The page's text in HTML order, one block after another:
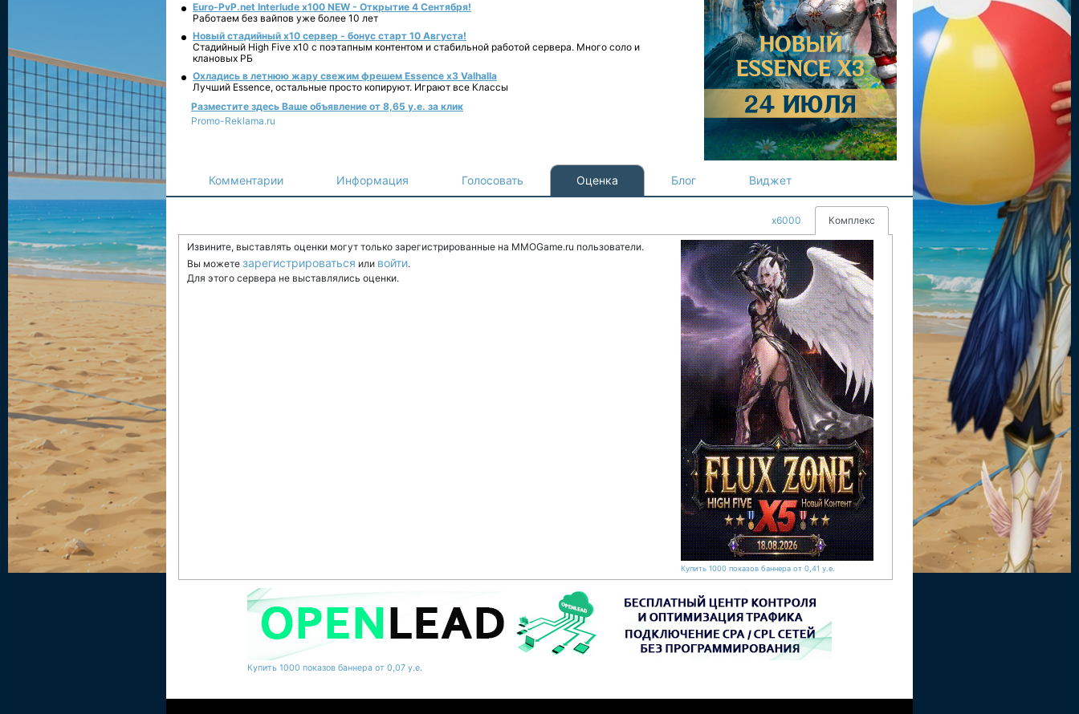
Euro-PvP.net Interlude х100 NEW - Открытие 4 Сентября!
Работаем без вайпов уже более 10 лет
Новый стадийный х10 сервер - бонус старт 10 Августа!
Стадийный High Five x10 с поэтапным контентом и стабильной работой сервера. Много соло и
клановых РБ
Охладись в летнюю жару свежим фрешем Essence x3 Valhalla
Лучший Essence, остальные просто копируют. Играют все Классы
Разместите здесь Ваше объявление от 8,65 у.е. за клик
Promo-Reklama.ru
Комментарии Информация Голосовать Оценка Блог Виджет
x6000 Комплекс
Извините, выставлять оценки могут только зарегистрированные на MMOGame.ru пользователи.
Вы можете зарегистрироваться или войти.
Для этого сервера не выставлялись оценки.
Купить 1000 показов баннера от 0,41 у.е.
Купить 1000 показов баннера от 0,07 у.е.